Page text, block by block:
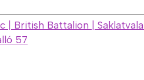
| British Battalion | Saklatvala |
57